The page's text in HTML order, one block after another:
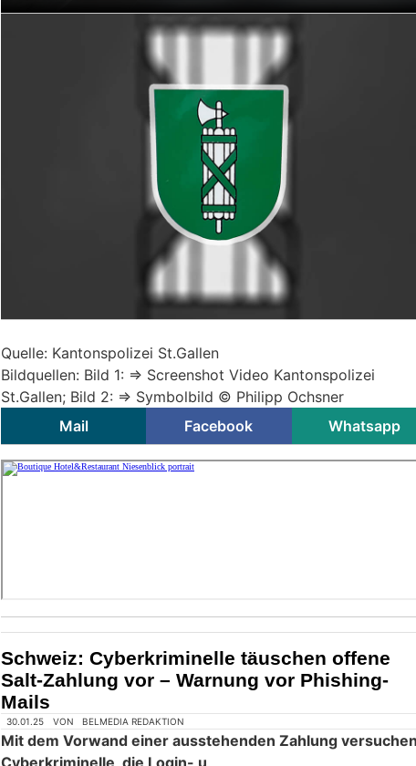
Quelle: Kantonspolizei St.Gallen
Bildquellen: Bild 1: => Screenshot Video Kantonspolizei
St.Gallen; Bild 2: => Symbolbild © Philipp Ochsner
Mail
Facebook Whatsapp
Schweiz: Cyberkriminelle täuschen offene
Salt-Zahlung vor – Warnung vor Phishing-
Mails